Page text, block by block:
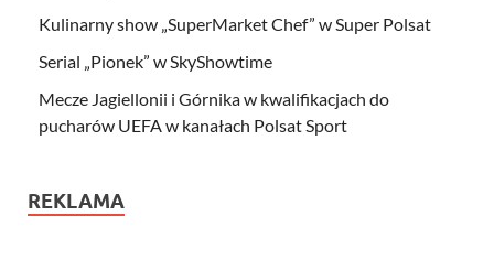
Kulinarny show „SuperMarket Chef” w Super Polsat
Serial „Pionek” w SkyShowtime
Mecze Jagiellonii i Górnika w kwalifikacjach do
pucharów UEFA w kanałach Polsat Sport
REKLAMA